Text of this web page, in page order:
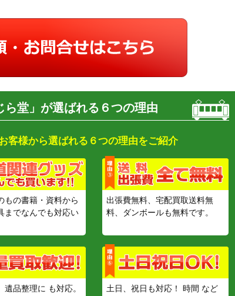
ら堂」が選ばれる６つの理由
客様から選ばれる６つの理由をご紹介
もの書籍・資料から
までなんでも対応い
出張費無料、宅配買取送料無
料、ダンボールも無料です。
遺品整理に も対応。
土日、祝日も対応！ 時間 など